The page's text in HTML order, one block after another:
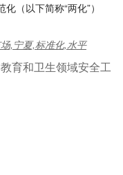
（以下简称“两化”）
,宁夏,标准化,水平